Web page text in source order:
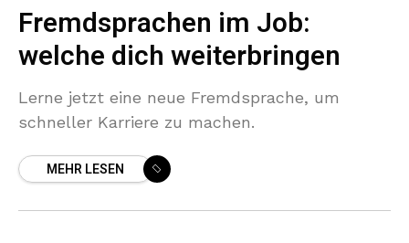
Fremdsprachen im Job:
welche dich weiterbringen
Lerne jetzt eine neue Fremdsprache, um
schneller Karriere zu machen.
MEHR LESEN